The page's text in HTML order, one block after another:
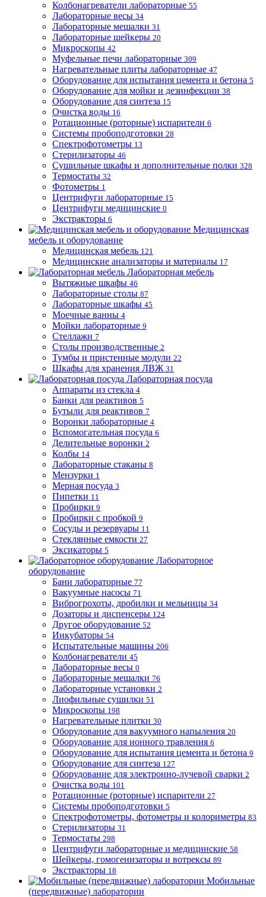
Колбонагреватели лабораторные 55
Лабораторные весы 34
Лабораторные мешалки 31
Лабораторные шейкеры 20
Микроскопы 42
Муфельные печи лабораторные 309
Нагревательные плиты лабораторные 47
Оборудование для испытания цемента и бетона 5
Оборудование для мойки и дезинфекции 38
Оборудование для синтеза 15
Очистка воды 16
Ротационные (роторные) испарители 6
Системы пробоподготовки 28
Спектрофотометры 13
Стерилизаторы 46
Сушильные шкафы и дополнительные полки 328
Термостаты 32
Фотометры 1
Центрифуги лабораторные 15
Центрифуги медицинские 0
Экстракторы 6
Медицинская
мебель и оборудование
Медицинская мебель 121
Медицинские анализаторы и материалы 17
Лабораторная мебель
Вытяжные шкафы 46
Лабораторные столы 87
Лабораторные шкафы 45
Моечные ванны 4
Мойки лабораторные 9
Стеллажи 7
Столы производственные 2
Тумбы и пристенные модули 22
Шкафы для хранения ЛВЖ 31
Лабораторная посуда
Аппараты из стекла 4
Банки для реактивов 5
Бутыли для реактивов 7
Воронки лабораторные 4
Вспомогательная посуда 6
Делительные воронки 2
Колбы 14
Лабораторные стаканы 8
Мензурки 1
Мерная посуда 3
Пипетки 11
Пробирки 9
Пробирки с пробкой 9
Сосуды и резервуары 11
Стеклянные емкости 27
Эксикаторы 5
Лабораторное
оборудование
Бани лабораторные 77
Вакуумные насосы 71
Виброгрохоты, дробилки и мельницы 34
Дозаторы и диспенсеры 124
Другое оборудование 52
Инкубаторы 54
Испытательные машины 206
Колбонагреватели 45
Лабораторные весы 0
Лабораторные мешалки 76
Лабораторные установки 2
Лиофильные сушилки 51
Микроскопы 198
Нагревательные плитки 30
Оборудование для вакуумного напыления 20
Оборудование для ионного травления 6
Оборудование для испытания цемента и бетона 9
Оборудование для синтеза 127
Оборудование для электронно-лучевой сварки 2
Очистка воды 101
Ротационные (роторные) испарители 27
Системы пробоподготовки 5
Спектрофотометры, фотометры и колориметры 83
Стерилизаторы 31
Термостаты 298
Центрифуги лабораторные и медицинские 58
Шейкеры, гомогенизаторы и вотрексы 89
Экстракторы 18
Мобильные
(передвижные) лаборатории